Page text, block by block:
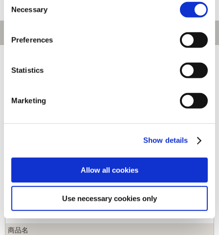
Selection
Necessary
Preferences
Statistics
Marketing
Show details
Allow all cookies
Use necessary cookies only
商品コード
商品名